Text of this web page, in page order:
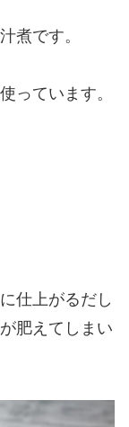
煮です。
っています。
仕上がるだし
肥えてしまい